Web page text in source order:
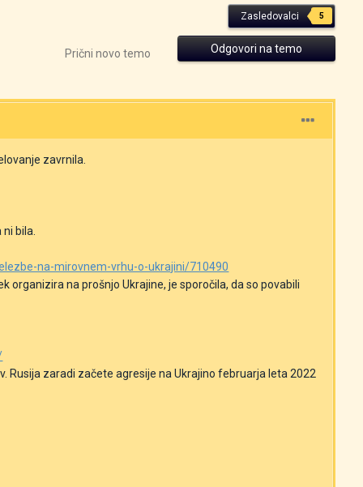
Zasledovalci 5
Odgovori na temo
Prični novo temo
zavrnila.
bila.
na-mirovnem-vrhu-o-ukrajini/710490
organizira na prošnjo Ukrajine, je sporočila, da so povabili
Rusija zaradi začete agresije na Ukrajino februarja leta 2022